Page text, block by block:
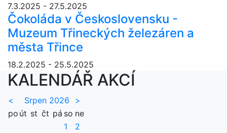
7.3.2025 - 27.5.2025
Čokoláda v Československu -
Muzeum Třineckých železáren a
města Třince
18.2.2025 - 25.5.2025
KALENDÁŘ AKCÍ
< Srpen 2026
>
po út st čt pá so ne
1
2